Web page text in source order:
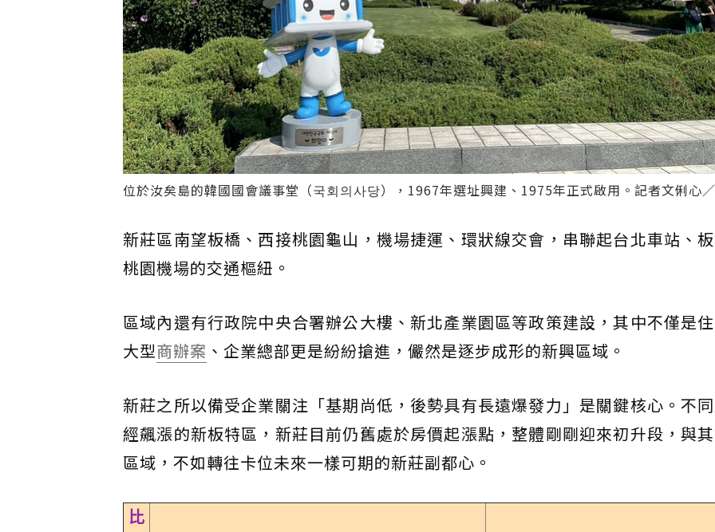
位於汝矣島的韓國國會議事堂（국회의사당），1967年選址興建、1975年正式啟用。記者文俐心
新莊區南望板橋、西接桃園龜山，機場捷運、環狀線交會，串聯起台北車站、
桃園機場的交通樞紐。
區域內還有行政院中央合署辦公大樓、新北產業園區等政策建設，其中不僅是
大型商辦案 、企業總部更是紛紛搶進，儼然是逐步成形的新興區域。
新莊之所以備受企業關注「基期尚低，後勢具有長遠爆發力」是關鍵核心。不
經飆漲的新板特區，新莊目前仍舊處於房價起漲點，整體剛剛迎來初升段，與
區域，不如轉往卡位未來一樣可期的新莊副都心。
比